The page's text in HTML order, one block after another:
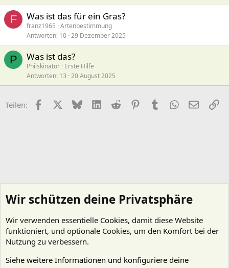
F Was ist das für ein Gras?
franz1965 Artenbestimmung
Antworten 10 29 Dezember 2025
P Was ist das?
Philskinator Erste Hilfe
Antworten 13 20 August 2025
Teilen: FacebookX (Twitter)
BlueskyLinkedIn
Reddit PinterestTumblr WhatsApp
E-Mail
Wir schützen deine Privatsphäre
Wir verwenden essentielle Cookies, damit diese Website
funktioniert, und optionale Cookies, um den Komfort bei der
Nutzung zu verbessern.
Siehe weitere Informationen und konfiguriere deine